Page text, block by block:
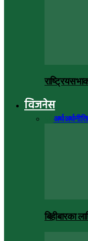
विजनेस
अर्थअर्थनीति
बिहीबारका